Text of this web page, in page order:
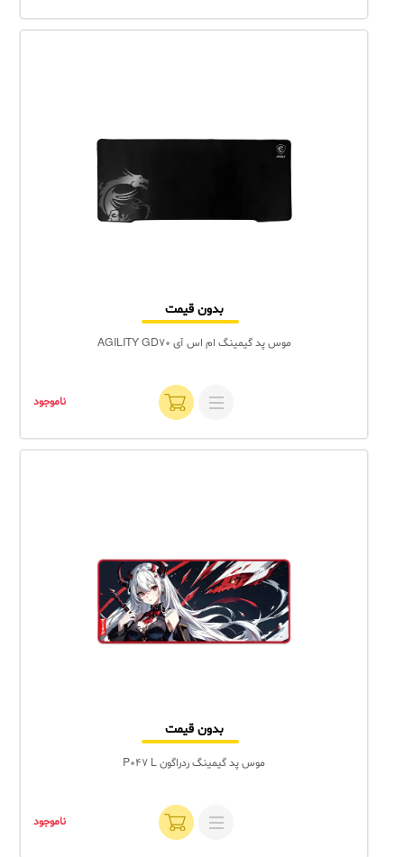
بدون قیمت
موس پد گیمینگ ام اس آی AGILITY GD70
ناموجود
بدون قیمت
موس پد گیمینگ ردراگون P047 L
ناموجود